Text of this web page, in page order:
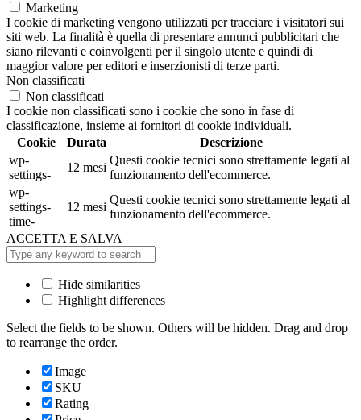
Marketing
I cookie di marketing vengono utilizzati per tracciare i visitatori sui
siti web. La finalità è quella di presentare annunci pubblicitari che
siano rilevanti e coinvolgenti per il singolo utente e quindi di
maggior valore per editori e inserzionisti di terze parti.
Non classificati
Non classificati
I cookie non classificati sono i cookie che sono in fase di
classificazione, insieme ai fornitori di cookie individuali.
Cookie
Durata
Descrizione
wp-
settings-
12 mesi
Questi cookie tecnici sono strettamente legati al
funzionamento dell'ecommerce.
wp-
settings-
time-
12 mesi
Questi cookie tecnici sono strettamente legati al
funzionamento dell'ecommerce.
ACCETTA E SALVA
Hide similarities
Highlight differences
Select the fields to be shown. Others will be hidden. Drag and drop
to rearrange the order.
Image
SKU
Rating